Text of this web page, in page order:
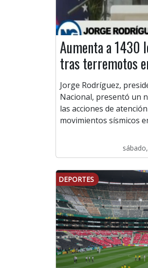
Aumenta a 1430
tras terremotos
Jorge Rodríguez,
Nacional, presentó un
las acciones de
movimientos sísmicos
DEPORTES